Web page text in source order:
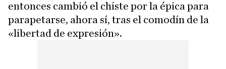
entonces cambió el chiste por la épica para
parapetarse, ahora sí, tras el comodín de la
«libertad de expresión».